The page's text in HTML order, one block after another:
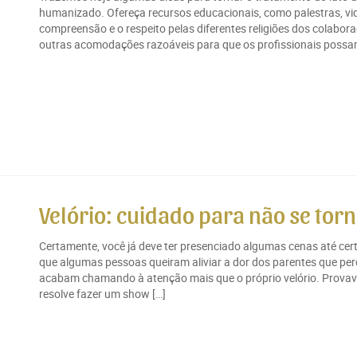
humanizado. Ofereça recursos educacionais, como palestras,
compreensão e o respeito pelas diferentes religiões dos
outras acomodações razoáveis para que os profissionais
Velório: cuidado para não se
Certamente, você já deve ter presenciado algumas cenas até
que algumas pessoas queiram aliviar a dor dos parentes que
acabam chamando à atenção mais que o próprio velório.
resolve fazer um show […]